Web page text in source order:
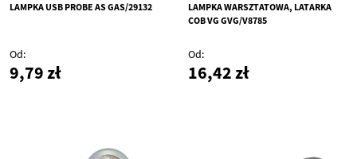
LAMPKA USB PROBE AS GAS/29132
Od
9,79 zł
LAMPKA WARSZTATOWA, LATARKA
COB VG GVG/V8785
Od
16,42 zł